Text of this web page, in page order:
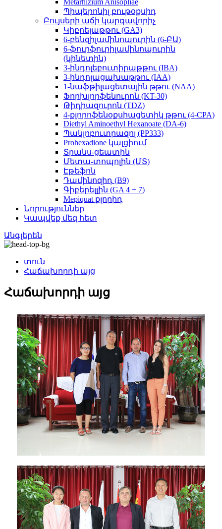
Metarhizium Anisopliae
Պիպերոնիլ բութօքսիդ
Բույսերի աճի կարգավորիչ
Կիբրելաթթու (GA3)
6-բենզիլամինոպուրին (6-ԲԱ)
6-ֆուրֆուրիլամինոպուրին
(կինետին)
3-ինդոլեբուտիրաթթու (IBA)
3-ինդոլացախաթթու (IAA)
1-նաֆթիլացետային թթու (NAA)
Ֆորխլորֆենուրոն (KT-30)
Թիդիազուրոն (TDZ)
4-քլորոֆենօքսիացետիկ թթու (4-CPA)
Diethyl Aminoethyl Hexanoate (DA-6)
Պակլոբուտրազոլ (PP333)
Prohexadione կալցիում
Տրանս-ցեատին
Մետա-տոպոլին (ՄՏ)
Էթեֆոն
Դամինոզիդ (B9)
Գիբերելլին (GA 4 + 7)
Mepiquat քլորիդ
Նորություններ
Կապվեք մեզ հետ
Անգլերեն
տուն
Հաճախորդի այց
Հաճախորդի այց